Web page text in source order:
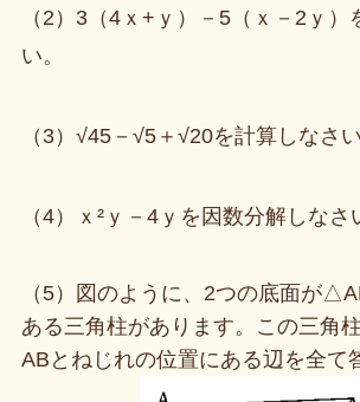
（2）3（4ｘ+ｙ）－5（ｘ－2ｙ）
い。
（3）√45－√5＋√20を計算しなさい
（4）ｘ²ｙ－4ｙを因数分解しなさ
（5）図のように、2つの底面が
ある三角柱があります。この三角
ABとねじれの位置にある辺を全て